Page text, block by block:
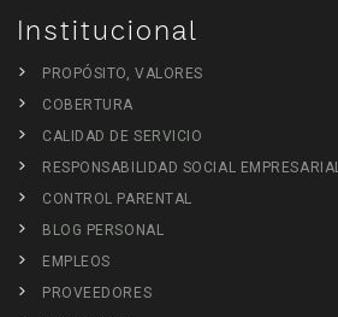
Institucional
PROPÓSITO, VALORES
COBERTURA
CALIDAD DE SERVICIO
RESPONSABILIDAD SOCIAL EMPRESARIAL
CONTROL PARENTAL
BLOG PERSONAL
EMPLEOS
PROVEEDORES